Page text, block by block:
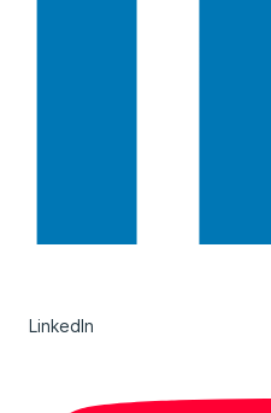
LinkedIn